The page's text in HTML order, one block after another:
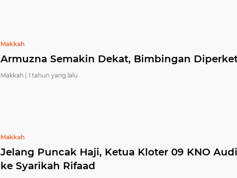
Makkah
Armuzna Semakin Dekat, Bimbingan
Makkah | 1 tahun yang lalu
Makkah
Jelang Puncak Haji, Ketua Kloter 09 KNO
ke Syarikah Rifaad